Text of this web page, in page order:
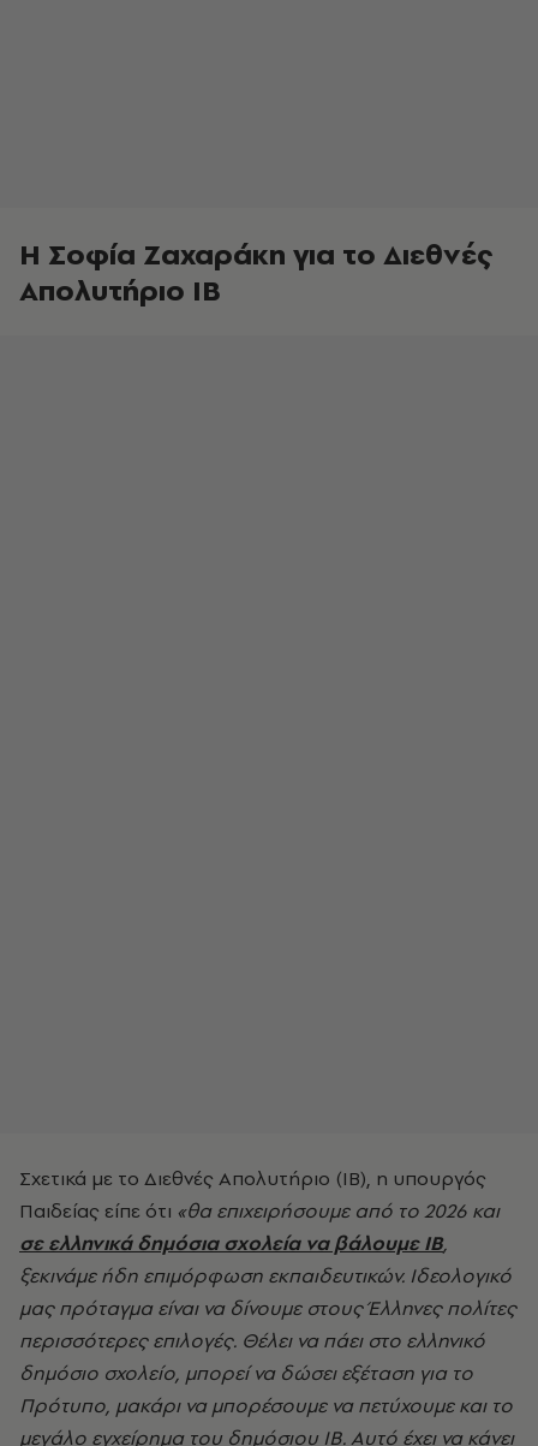
Η Σοφία Ζαχαράκη για το Διεθνές
Απολυτήριο ΙΒ
Σχετικά με το Διεθνές Απολυτήριο (IB), η υπουργός
Παιδείας είπε ότι «θα επιχειρήσουμε από το 2026 και
σε ελληνικά δημόσια σχολεία να βάλουμε IB,
ξεκινάμε ήδη επιμόρφωση εκπαιδευτικών. Ιδεολογικό
μας πρόταγμα είναι να δίνουμε στους Έλληνες πολίτες
περισσότερες επιλογές. Θέλει να πάει στο ελληνικό
δημόσιο σχολείο, μπορεί να δώσει εξέταση για το
Πρότυπο, μακάρι να μπορέσουμε να πετύχουμε και το
μεγάλο εγχείρημα του δημόσιου IB. Αυτό έχει να κάνει